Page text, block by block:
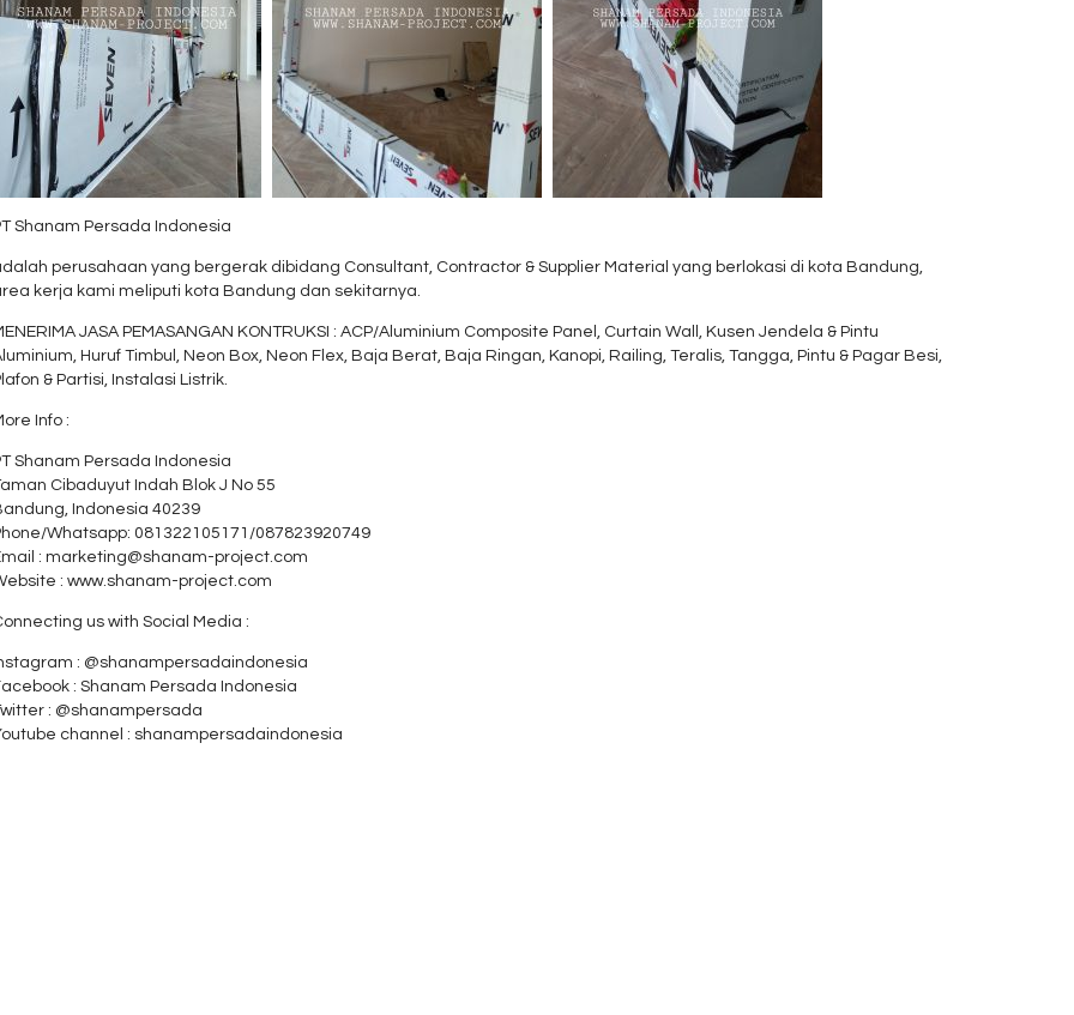
Shanam Persada Indonesia
perusahaan yang bergerak dibidang Consultant, Contractor & Supplier Material yang berlokasi di kota Bandung,
kerja kami meliputi kota Bandung dan sekitarnya.
JASA PEMASANGAN KONTRUKSI : ACP/Aluminium Composite Panel, Curtain Wall, Kusen Jendela & Pintu
Huruf Timbul, Neon Box, Neon Flex, Baja Berat, Baja Ringan, Kanopi, Railing, Teralis, Tangga, Pintu & Pagar Besi,
& Partisi, Instalasi Listrik.
Info :
Shanam Persada Indonesia
Cibaduyut Indah Blok J No 55
Indonesia 40239
Whatsapp: 081322105171/087823920749
: marketing@shanam-project.com
: www.shanam-project.com
us with Social Media :
: @shanampersadaindonesia
: Shanam Persada Indonesia
: @shanampersada
channel : shanampersadaindonesia